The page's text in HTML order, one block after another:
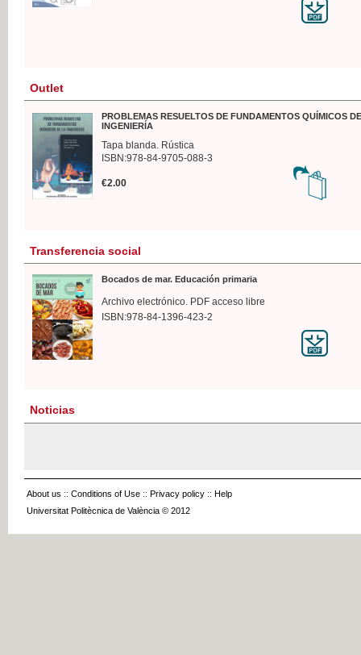
Outlet
PROBLEMAS RESUELTOS DE FUNDAMENTOS QUÍMICOS
INGENIERÍA
Tapa blanda. Rústica
ISBN:978-84-9705-088-3
€2.00
Transferencia social
Bocados de mar. Educación primaria
Archivo electrónico. PDF acceso libre
ISBN:978-84-1396-423-2
Noticias
About us :: Conditions of Use :: Privacy policy :: Help
Universitat Politècnica de València © 2012